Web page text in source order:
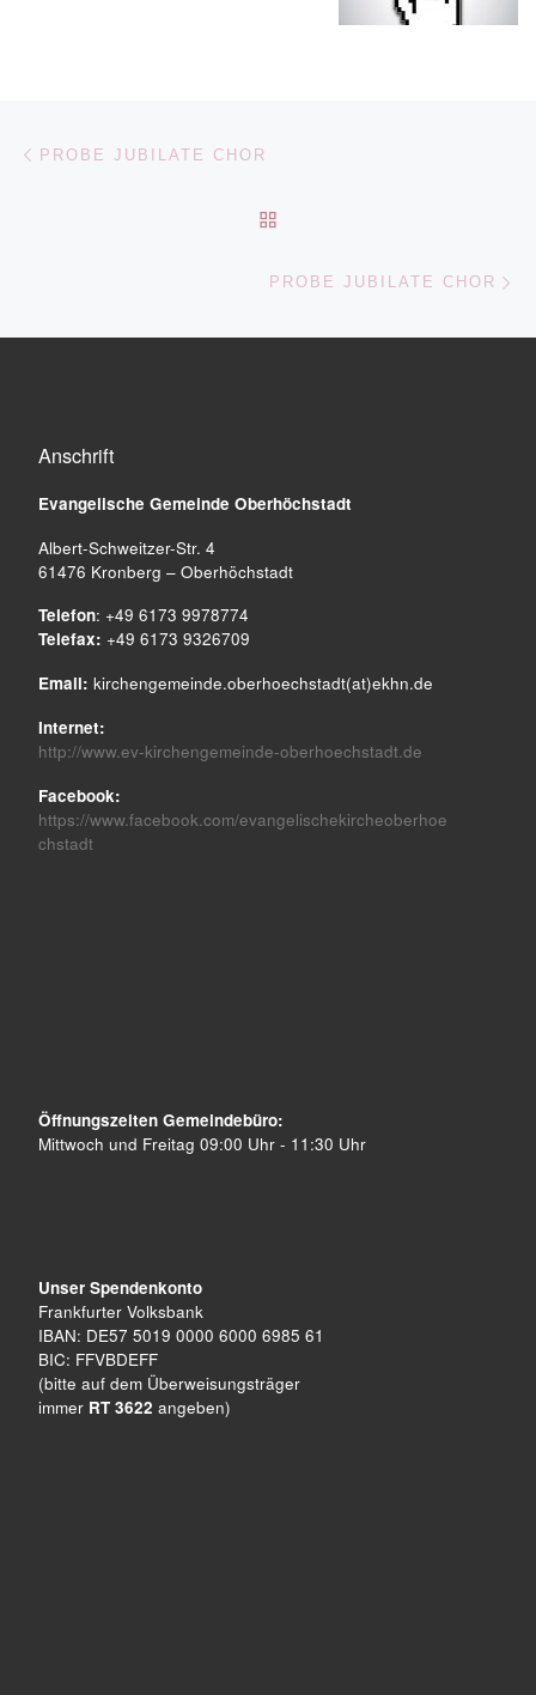
Beitragsnavigation
PROBE JUBILATE CHOR
PROBE JUBILATE CHOR
Anschrift
Evangelische Gemeinde Oberhöchstadt
Albert-Schweitzer-Str. 4
61476 Kronberg – Oberhöchstadt
Telefon: +49 6173 9978774
Telefax: +49 6173 9326709
Email: kirchengemeinde.oberhoechstadt(at)ekhn.de
Internet:
http://www.ev-kirchengemeinde-oberhoechstadt.de
Facebook:
https://www.facebook.com/evangelischekircheoberhoe
chstadt
Öffnungszeiten Gemeindebüro:
Mittwoch und Freitag 09:00 Uhr - 11:30 Uhr
Unser Spendenkonto
Frankfurter Volksbank
IBAN: DE57 5019 0000 6000 6985 61
BIC: FFVBDEFF
(bitte auf dem Überweisungsträger
immer RT 3622 angeben)